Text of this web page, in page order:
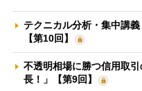
テクニカル分析・集中講
【第10回】
不透明相場に勝つ信用取
長！」【第9回】